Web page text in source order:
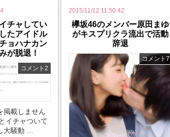
チャしてい
たアイドル
ョハナカン
が脱退！
コメント2
掲載しません
イチャついて
大騒動 …
2015/11/12 11:50:42
欅坂46のメンバー原田まゆ
がキスプリクラ流出で活動
辞退
コメント7